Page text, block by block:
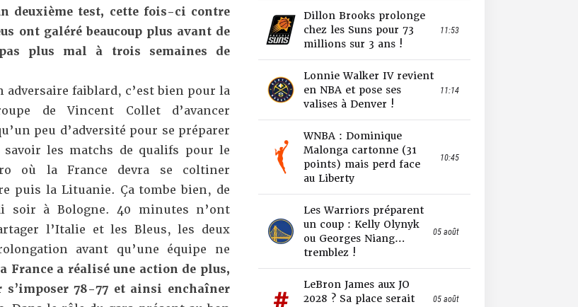
deuxième test, cette fois-ci contre
ont galéré beaucoup plus avant de
plus mal à trois semaines de
faiblard, c’est bien pour la
de Vincent Collet d’avancer
peu d’adversité pour se préparer
savoir les matchs de qualifs pour le
où la France devra se coltiner
puis la Lituanie. Ça tombe bien, de
soir à Bologne. 40 minutes n’ont
l’Italie et les Bleus, les deux
avant qu’une équipe ne
France a réalisé une action de plus,
78-77 et ainsi enchaîner
Dillon Brooks prolonge
chez les Suns pour 73
millions sur 3 ans !
11:53
Lonnie Walker IV revient
en NBA et pose ses
valises à Denver !
11:14
WNBA : Dominique
Malonga cartonne (31
points) mais perd face
au Liberty
10:45
Les Warriors préparent
un coup : Kelly Olynyk
ou Georges Niang…
tremblez !
05 août
LeBron James aux JO
2028 ? Sa place serait
05 août